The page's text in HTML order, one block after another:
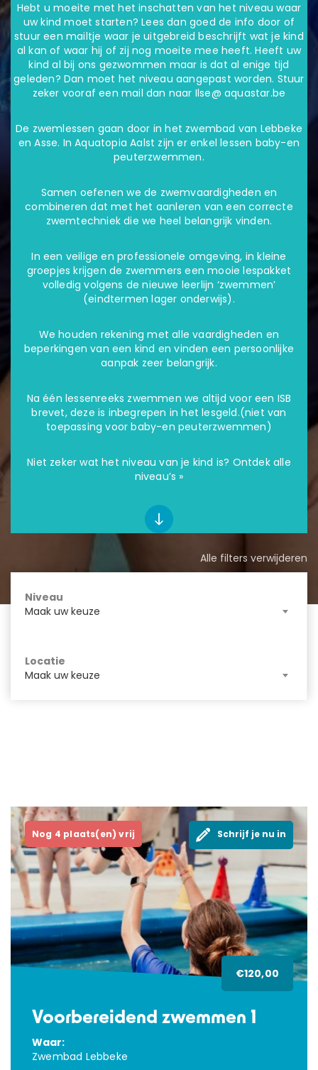
Hebt u moeite met het inschatten van het niveau waar
uw kind moet starten? Lees dan goed de info door of
stuur een mailtje waar je uitgebreid beschrijft wat je kind
al kan of waar hij of zij nog moeite mee heeft. Heeft uw
kind al bij ons gezwommen maar is dat al enige tijd
geleden? Dan moet het niveau aangepast worden. Stuur
zeker vooraf een mail dan naar Ilse@ aquastar.be
De zwemlessen gaan door in het zwembad van Lebbeke
en Asse. In Aquatopia Aalst zijn er enkel lessen baby-en
peuterzwemmen.
Samen oefenen we de zwemvaardigheden en
combineren dat met het aanleren van een correcte
zwemtechniek die we heel belangrijk vinden.
In een veilige en professionele omgeving, in kleine
groepjes krijgen de zwemmers een mooie lespakket
volledig volgens de nieuwe leerlijn ‘zwemmen’
(eindtermen lager onderwijs).
We houden rekening met alle vaardigheden en
beperkingen van een kind en vinden een persoonlijke
aanpak zeer belangrijk.
Na één lessenreeks zwemmen we altijd voor een ISB
brevet, deze is inbegrepen in het lesgeld.(niet van
toepassing voor baby-en peuterzwemmen)
Niet zeker wat het niveau van je kind is? Ontdek alle
niveau’s »
Niveau
Maak uw keuze
Locatie
Maak uw keuze
Alle filters verwijderen
Nog 4 plaats(en) vrij Schrijf je nu in
€120,00
Voorbereidend zwemmen 1
Waar:
Zwembad Lebbeke